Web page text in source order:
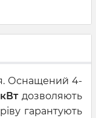
Оснащений 4-
дозволяють
гарантують